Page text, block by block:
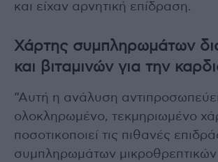
και είχαν αρνητική επίδραση.
Χάρτης συμπληρωμάτων
και βιταμινών για την
“Αυτή η ανάλυση
ολοκληρωμένο, τεκμηριωμένο
ποσοτικοποιεί τις πιθανές
συμπληρωμάτων